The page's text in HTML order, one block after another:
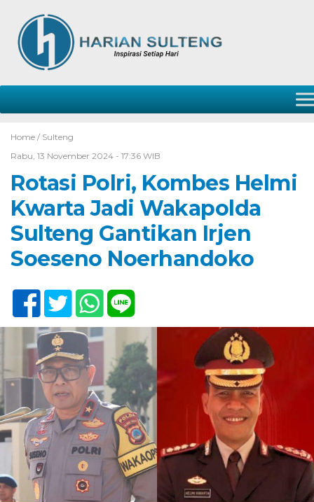
Home / Sulteng
Rabu, 13 November 2024 - 17:36 WIB
Rotasi Polri, Kombes Helmi
Kwarta Jadi Wakapolda
Sulteng Gantikan Irjen
Soeseno Noerhandoko